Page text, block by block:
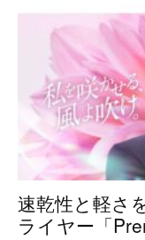
速乾性と軽さ
ライヤー「